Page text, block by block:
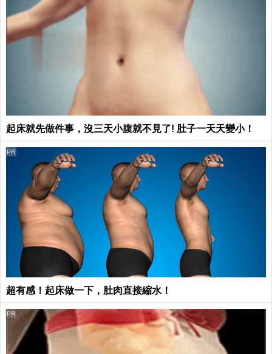
起床就先做件事，沒三天小腹就不見了! 肚子一天天變小！
超有感！起床做一下，肚肉直接縮水！
PR
PR